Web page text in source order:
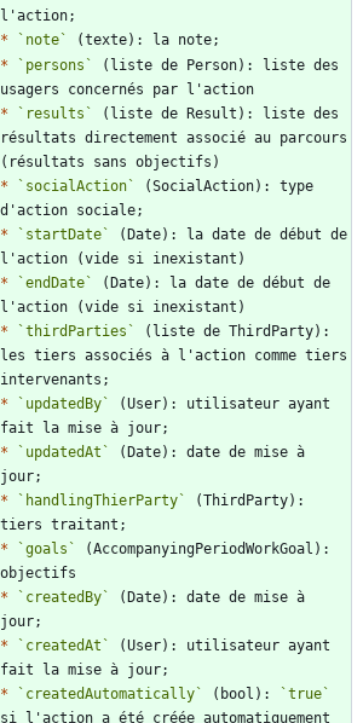
*
`note`
*
`persons`
(liste de Person): liste des
*
`results`
(liste de Result): liste des
résultats directement associé au parcours
*
`socialAction`
(SocialAction): type
*
`startDate`
(Date): la date de début de
*
`endDate`
(Date): la date de début de
*
`thirdParties`
(liste de ThirdParty):
les tiers associés à l'action comme tiers
*
`updatedBy`
(User): utilisateur ayant
*
`updatedAt`
(Date): date de mise à
*
`handlingThierParty`
(ThirdParty):
*
`goals`
(AccompanyingPeriodWorkGoal):
*
`createdBy`
(Date): date de mise à
*
`createdAt`
(User): utilisateur ayant
*
`createdAutomatically` (bool):
`true`
si l'action a été créée automatiquement